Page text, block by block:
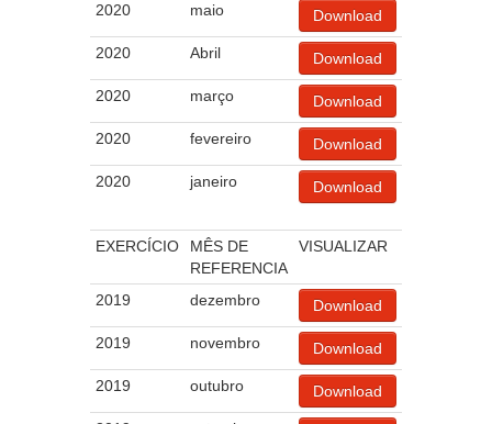
2020 maio Download
2020 Abril Download
2020 março Download
2020 fevereiro Download
2020 janeiro Download
EXERCÍCIO
MÊS DE
REFERENCIA
VISUALIZAR
2019 dezembro Download
2019 novembro Download
2019 outubro Download